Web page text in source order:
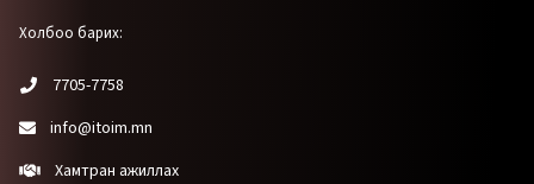
Холбоо барих:
7705-7758
info@itoim.mn
Хамтран ажиллах